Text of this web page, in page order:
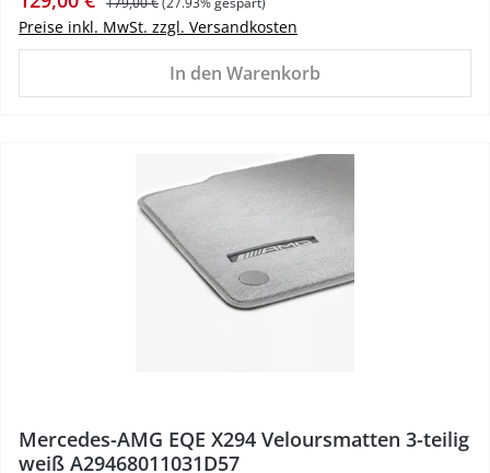
Preise inkl. MwSt. zzgl. Versandkosten
In den Warenkorb
Mercedes-AMG EQE X294 Veloursmatten 3-teilig
weiß A29468011031D57